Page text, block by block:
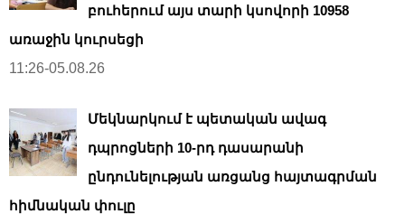
բուհերում այս տարի կսովորի 10958
առաջին կուրսեցի
11:26-05.08.26
Մեկնարկում է պետական ավագ
դպրոցների 10-րդ դասարանի
ընդունելության առցանց հայտագրման
հիմնական փուլը